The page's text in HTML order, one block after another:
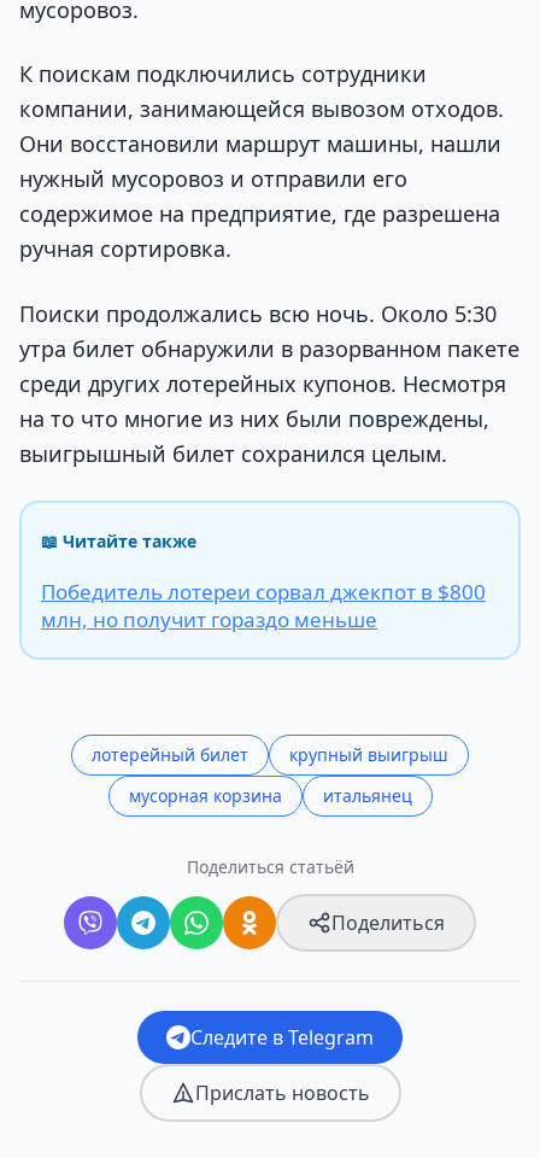
мусоровоз.
К поискам подключились сотрудники
компании, занимающейся вывозом отходов.
Они восстановили маршрут машины, нашли
нужный мусоровоз и отправили его
содержимое на предприятие, где разрешена
ручная сортировка.
Поиски продолжались всю ночь. Около 5:30
утра билет обнаружили в разорванном пакете
среди других лотерейных купонов. Несмотря
на то что многие из них были повреждены,
выигрышный билет сохранился целым.
📖 Читайте также
Победитель лотереи сорвал джекпот в $800
млн, но получит гораздо меньше
лотерейный билет
крупный выигрыш
мусорная корзина
итальянец
Поделиться статьёй
Поделиться
Следите в Telegram
Прислать новость